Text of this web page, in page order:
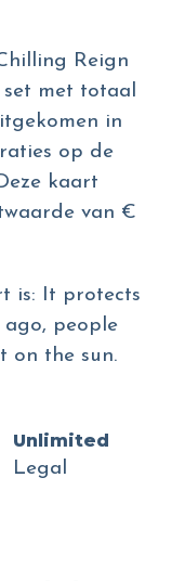
Reign
set met totaal
in
op de
kaart
van €
is: It protects
people
on the sun.
Unlimited
Legal